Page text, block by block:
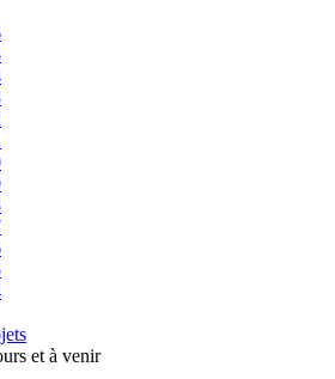
et à venir